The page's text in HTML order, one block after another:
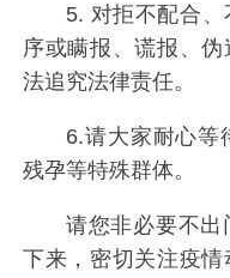
5. 对拒不配合
序或瞒报、谎报、
法追究法律责任。
6.请大家耐心等
残孕等特殊群体。
请您非必要不出
下来，密切关注疫